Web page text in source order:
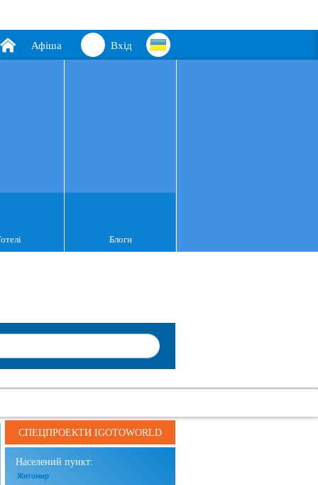
Вхід
Афіша
Блоги
СПЕЦПРОЕКТИ IGOTOWORLD
Населений пункт:
Житомир